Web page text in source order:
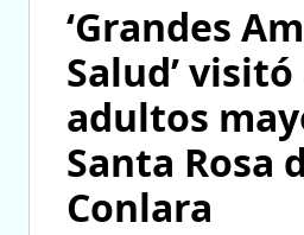
‘Grandes
Salud’ visitó
adultos
Santa Rosa
Conlara